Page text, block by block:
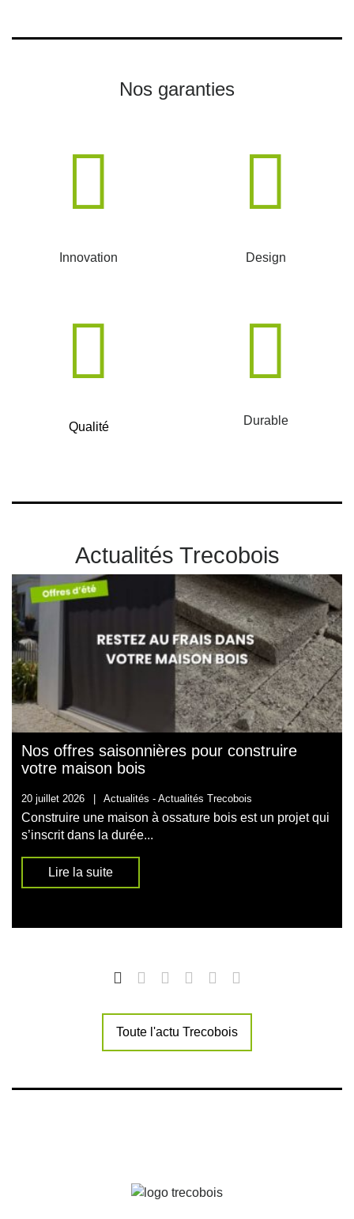
Nos garanties
Innovation Design
Qualité Durable
Actualités Trecobois
Nos offres saisonnières pour construire
votre maison bois
20 juillet 2026 | Actualités - Actualités Trecobois
Construire une maison à ossature bois est un projet qui
s’inscrit dans la durée...
Lire la suite
Toute l'actu Trecobois